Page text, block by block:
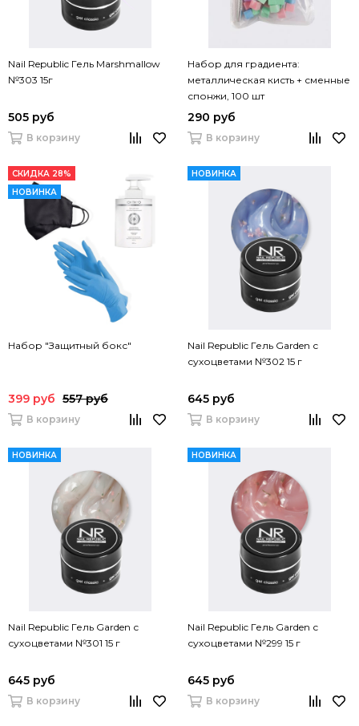
Nail Republic Гель Marshmallow
№303 15г
505 руб
В корзину
Набор для градиента:
металлическая кисть + сменные
спонжи, 100 шт
290 руб
В корзину
СКИДКА 28%
НОВИНКА
Набор "Защитный бокс"
399 руб 557 руб
В корзину
НОВИНКА
Nail Republic Гель Garden с
сухоцветами №302 15 г
645 руб
В корзину
НОВИНКА
Nail Republic Гель Garden с
сухоцветами №301 15 г
645 руб
В корзину
НОВИНКА
Nail Republic Гель Garden с
сухоцветами №299 15 г
645 руб
В корзину